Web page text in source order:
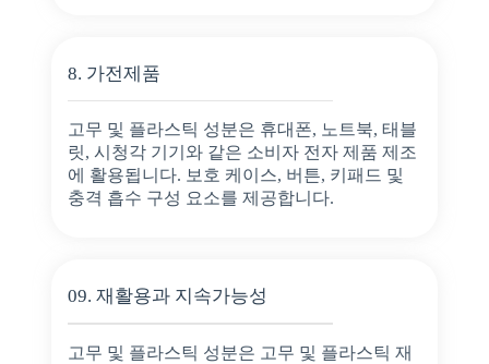
8. 가전제품
고무 및 플라스틱 성분은 휴대폰, 노트북, 태블
릿, 시청각 기기와 같은 소비자 전자 제품 제조
에 활용됩니다. 보호 케이스, 버튼, 키패드 및
충격 흡수 구성 요소를 제공합니다.
09. 재활용과 지속가능성
고무 및 플라스틱 성분은 고무 및 플라스틱 재